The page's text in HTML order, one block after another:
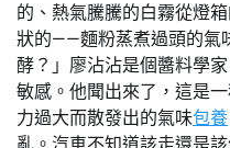
的、熱氣騰騰的白霧從燈
狀的——麵粉蒸煮過頭的氣
酵？」廖沾沾是個醬料學
敏感。他聞出來了，這是
力過大而散發出的氣味包養